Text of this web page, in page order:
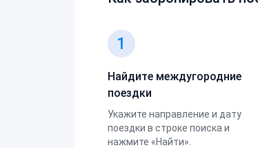
1
Найдите междугородние
поездки
Укажите направление и дату
поездки в строке поиска и
нажмите «Найти».